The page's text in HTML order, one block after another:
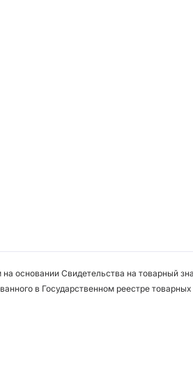
основании Свидетельства на товарный
в Государственном реестре